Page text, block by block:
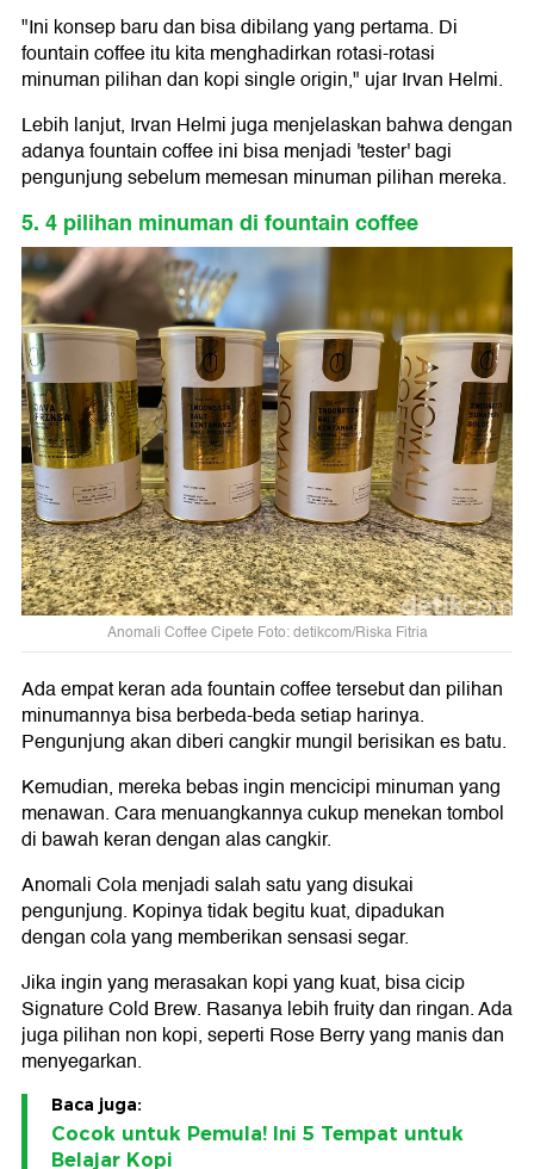
"Ini konsep baru dan bisa dibilang yang pertama. Di
fountain coffee itu kita menghadirkan rotasi-rotasi
minuman pilihan dan kopi single origin," ujar Irvan Helmi.
Lebih lanjut, Irvan Helmi juga menjelaskan bahwa dengan
adanya fountain coffee ini bisa menjadi 'tester' bagi
pengunjung sebelum memesan minuman pilihan mereka.
5. 4 pilihan minuman di fountain coffee
Anomali Coffee Cipete Foto: detikcom/Riska Fitria
Ada empat keran ada fountain coffee tersebut dan pilihan
minumannya bisa berbeda-beda setiap harinya.
Pengunjung akan diberi cangkir mungil berisikan es batu.
Kemudian, mereka bebas ingin mencicipi minuman yang
menawan. Cara menuangkannya cukup menekan tombol
di bawah keran dengan alas cangkir.
Anomali Cola menjadi salah satu yang disukai
pengunjung. Kopinya tidak begitu kuat, dipadukan
dengan cola yang memberikan sensasi segar.
Jika ingin yang merasakan kopi yang kuat, bisa cicip
Signature Cold Brew. Rasanya lebih fruity dan ringan. Ada
juga pilihan non kopi, seperti Rose Berry yang manis dan
menyegarkan.
Baca juga:
Cocok untuk Pemula! Ini 5 Tempat untuk
Belajar Kopi